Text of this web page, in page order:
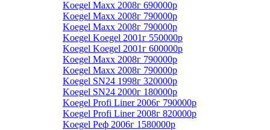
Koegel Maxx 2008г 690000р
Koegel Maxx 2008г 790000р
Koegel Maxx 2008г 790000р
Koegel Koegel 2001г 550000р
Koegel Koegel 2001г 600000р
Koegel Maxx 2008г 790000р
Koegel Maxx 2008г 790000р
Koegel SN24 1998г 320000р
Koegel SN24 2000г 180000р
Koegel Profi Liner 2006г 790000р
Koegel Profi Liner 2008г 820000р
Koegel Реф 2006г 1580000р